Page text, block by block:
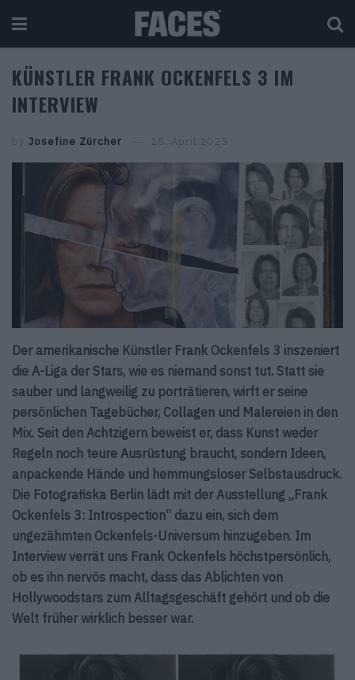
KÜNSTLER FRANK OCKENFELS 3 IM
INTERVIEW
by Josefine Zürcher 15. April 2025
Der amerikanische Künstler Frank Ockenfels 3 inszeniert
die A-Liga der Stars, wie es niemand sonst tut. Statt sie
sauber und langweilig zu porträtieren, wirft er seine
persönlichen Tagebücher, Collagen und Malereien in den
Mix. Seit den Achtzigern beweist er, dass Kunst weder
Regeln noch teure Ausrüstung braucht, sondern Ideen,
anpackende Hände und hemmungsloser Selbstausdruck.
Die Fotografiska Berlin lädt mit der Ausstellung „Frank
Ockenfels 3: Introspection“ dazu ein, sich dem
ungezähmten Ockenfels-Universum hinzugeben. Im
Interview verrät uns Frank Ockenfels höchstpersönlich,
ob es ihn nervös macht, dass das Ablichten von
Hollywoodstars zum Alltagsgeschäft gehört und ob die
Welt früher wirklich besser war.